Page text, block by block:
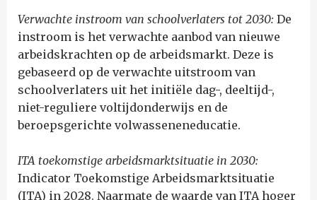
Verwachte instroom van schoolverlaters tot 2030: De
instroom is het verwachte aanbod van nieuwe
arbeidskrachten op de arbeidsmarkt. Deze is
gebaseerd op de verwachte uitstroom van
schoolverlaters uit het initiële dag-, deeltijd-,
niet-reguliere voltijdonderwijs en de
beroepsgerichte volwasseneneducatie.
ITA toekomstige arbeidsmarktsituatie in 2030:
Indicator Toekomstige Arbeidsmarktsituatie
(ITA) in 2028. Naarmate de waarde van ITA hoger